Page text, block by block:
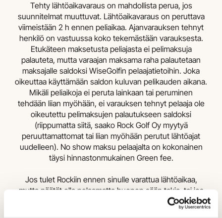
Tehty lähtöaikavaraus on mahdollista perua, jos
suunnitelmat muuttuvat. Lähtöaikavaraus on peruttava
viimeistään 2 h ennen peliaikaa. Ajanvarauksen tehnyt
henkilö on vastuussa koko tekemästään varauksesta.
Etukäteen maksetusta peliajasta ei pelimaksuja
palauteta, mutta varaajan maksama raha palautetaan
maksajalle saldoksi WiseGolfin pelaajatietoihin. Joka
oikeuttaa käyttämään saldon kuluvan pelikauden aikana.
Mikäli peliaikoja ei peruta lainkaan tai peruminen
tehdään liian myöhään, ei varauksen tehnyt pelaaja ole
oikeutettu pelimaksujen palautukseen saldoksi
(riippumatta siitä, saako Rock Golf Oy myytyä
peruuttamattomat tai liian myöhään perutut lähtöajat
uudelleen). No show maksu pelaajalta on kokonainen
täysi hinnastonmukainen Green fee.
Jos tulet Rockiin ennen sinulle varattua lähtöaikaa,
mutta päätät olla pelaamatta huonon sään takia, tai jos
aloittamasi pelikierros keskeytyy ukkosen takia
ensimmäisen viiden väylän aikana, sinun tulee heti